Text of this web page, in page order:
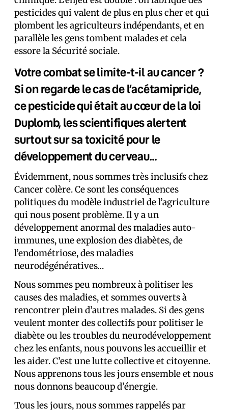
pesticides qui valent de plus en plus cher et qui
plombent les agriculteurs indépendants, et en
parallèle les gens tombent malades et cela
essore la Sécurité sociale.
Votre combat se limite-t-il au cancer ?
Si on regarde le cas de l’acétamipride,
ce pesticide qui était au cœur de la loi
Duplomb, les scientifiques alertent
surtout sur sa toxicité pour le
développement du cerveau…
Évidemment, nous sommes très inclusifs chez
Cancer colère. Ce sont les conséquences
politiques du modèle industriel de l’agriculture
qui nous posent problème. Il y a un
développement anormal des maladies auto-
immunes, une explosion des diabètes, de
l’endométriose, des maladies
neurodégénératives…
Nous sommes peu nombreux à politiser les
causes des maladies, et sommes ouverts à
rencontrer plein d’autres malades. Si des gens
veulent monter des collectifs pour politiser le
diabète ou les troubles du neurodéveloppement
chez les enfants, nous pouvons les accueillir et
les aider. C’est une lutte collective et citoyenne.
Nous apprenons tous les jours ensemble et nous
nous donnons beaucoup d’énergie.
Tous les jours, nous sommes rappelés par